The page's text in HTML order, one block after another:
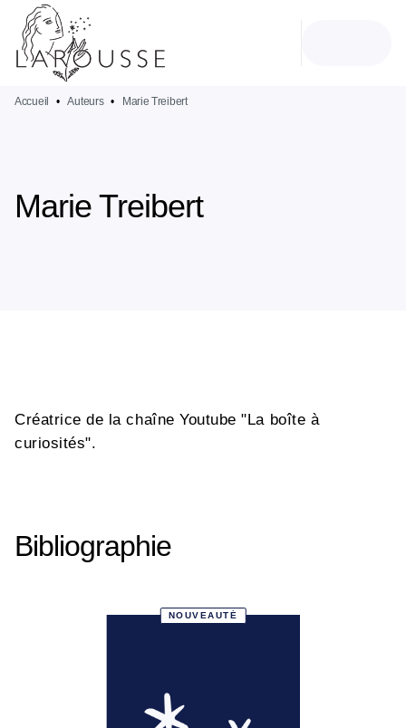
MENU
PIED DE PAGE
Accueil • Auteurs • Marie Treibert
Marie Treibert
Créatrice de la chaîne Youtube "La boîte à
curiosités".
Bibliographie
NOUVEAUTÉ